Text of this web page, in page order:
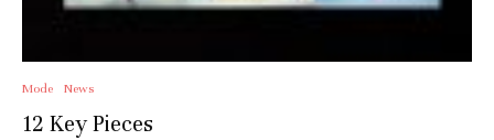
Mode News
12 Key Pieces